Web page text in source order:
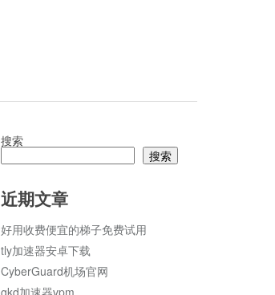
搜索
搜索
近期文章
好用收费便宜的梯子免费试用
tly加速器安卓下载
CyberGuard机场官网